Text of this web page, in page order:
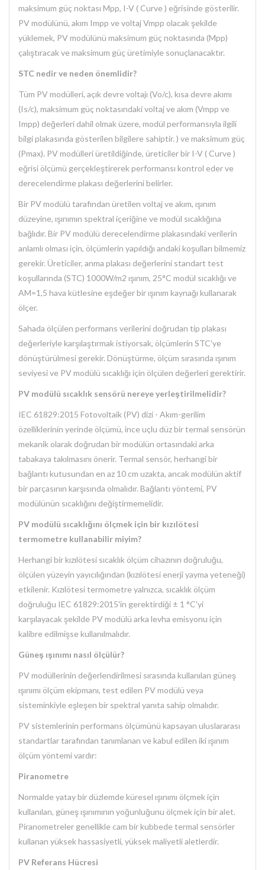
maksimum güç noktası Mpp, I-V ( Curve ) eğrisinde gösterilir.
PV modülünü, akım Impp ve voltaj Vmpp olacak şekilde
yüklemek, PV modülünü maksimum güç noktasında (Mpp)
çalıştıracak ve maksimum güç üretimiyle sonuçlanacaktır.
STC nedir ve neden önemlidir?
Tüm PV modülleri, açık devre voltajı (Vo/c), kısa devre akımı
(Is/c), maksimum güç noktasındaki voltaj ve akım (Vmpp ve
Impp) değerleri dahil olmak üzere, modül performansıyla ilgili
bilgi plakasında gösterilen bilgilere sahiptir. ) ve maksimum güç
(Pmax). PV modülleri üretildiğinde, üreticiler bir I-V ( Curve )
eğrisi ölçümü gerçekleştirerek performansı kontrol eder ve
derecelendirme plakası değerlerini belirler.
Bir PV modülü tarafından üretilen voltaj ve akım, ışınım
düzeyine, ışınımın spektral içeriğine ve modül sıcaklığına
bağlıdır. Bir PV modülü derecelendirme plakasındaki verilerin
anlamlı olması için, ölçümlerin yapıldığı andaki koşulları bilmemiz
gerekir. Üreticiler, anma plakası değerlerini standart test
koşullarında (STC) 1000W/m2 ışınım, 25°C modül sıcaklığı ve
AM=1,5 hava kütlesine eşdeğer bir ışınım kaynağı kullanarak
ölçer.
Sahada ölçülen performans verilerini doğrudan tip plakası
değerleriyle karşılaştırmak istiyorsak, ölçümlerin STC'ye
dönüştürülmesi gerekir. Dönüştürme, ölçüm sırasında ışınım
seviyesi ve PV modülü sıcaklığı için ölçülen değerleri gerektirir.
PV modülü sıcaklık sensörü nereye yerleştirilmelidir?
IEC 61829:2015 Fotovoltaik (PV) dizi - Akım-gerilim
özelliklerinin yerinde ölçümü, ince uçlu düz bir termal sensörün
mekanik olarak doğrudan bir modülün ortasındaki arka
tabakaya takılmasını önerir. Termal sensör, herhangi bir
bağlantı kutusundan en az 10 cm uzakta, ancak modülün aktif
bir parçasının karşısında olmalıdır. Bağlantı yöntemi, PV
modülünün sıcaklığını değiştirmemelidir.
PV modülü sıcaklığını ölçmek için bir kızılötesi
termometre kullanabilir miyim?
Herhangi bir kızılötesi sıcaklık ölçüm cihazının doğruluğu,
ölçülen yüzeyin yayıcılığından (kızılötesi enerji yayma yeteneği)
etkilenir. Kızılötesi termometre yalnızca, sıcaklık ölçüm
doğruluğu IEC 61829:2015'in gerektirdiği ± 1 °C'yi
karşılayacak şekilde PV modülü arka levha emisyonu için
kalibre edilmişse kullanılmalıdır.
Güneş ışınımı nasıl ölçülür?
PV modüllerinin değerlendirilmesi sırasında kullanılan güneş
ışınımı ölçüm ekipmanı, test edilen PV modülü veya
sisteminkiyle eşleşen bir spektral yanıta sahip olmalıdır.
PV sistemlerinin performans ölçümünü kapsayan uluslararası
standartlar tarafından tanımlanan ve kabul edilen iki ışınım
ölçüm yöntemi vardır:
Piranometre
Normalde yatay bir düzlemde küresel ışınımı ölçmek için
kullanılan, güneş ışınımının yoğunluğunu ölçmek için bir alet.
Piranometreler genellikle cam bir kubbede termal sensörler
kullanan yüksek hassasiyetli, yüksek maliyetli aletlerdir.
PV Referans Hücresi